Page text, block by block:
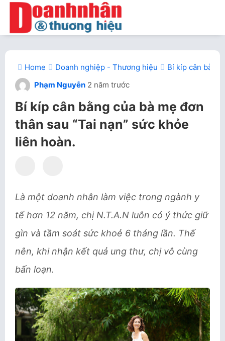
Home Doanh nghiệp - Thương hiệu
Bí kíp cân bằng
Phạm Nguyễn 2 năm trước
Bí kíp cân bằng của bà mẹ đơn
thân sau “Tai nạn” sức khỏe
liên hoàn.
Là một doanh nhân làm việc trong ngành y
tế hơn 12 năm, chị N.T.A.N luôn có ý thức giữ
gìn và tầm soát sức khoẻ 6 tháng lần. Thế
nên, khi nhận kết quả ung thư, chị vô cùng
bấn loạn.